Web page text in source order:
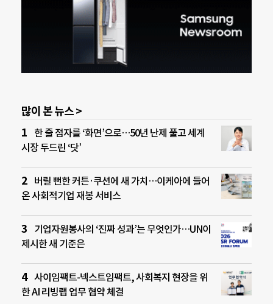
많이 본 뉴스 >
한 줄 점자를 ‘화면’으로…50년 난제 풀고 세계
시장 두드린 ‘닷’
버릴 뻔한 커튼·쿠션에 새 가치…이케아에 들어
온 사회적기업 재봉 서비스
기업자원봉사의 ‘진짜 성과’는 무엇인가…UN이
제시한 새 기준은
사이임팩트-넥스트임팩트, 사회복지 현장을 위
한 AI 리빙랩 업무 협약 체결